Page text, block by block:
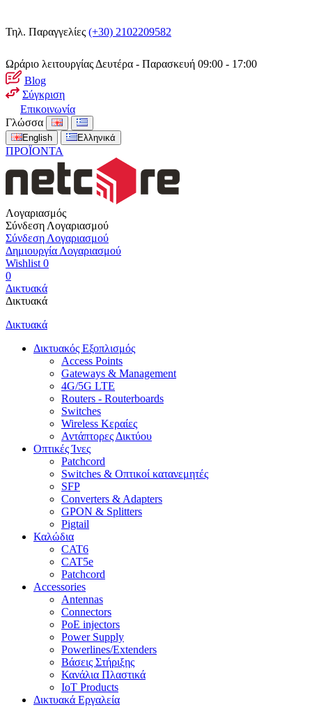
Τηλ. Παραγγελίες (+30) 2102209582
Ωράριο λειτουργίας Δευτέρα - Παρασκευή 09:00 - 17:00
Blog
Σύγκριση
Επικοινωνία
Γλώσσα
English Ελληνικά
ΠΡΟΪΟΝΤΑ
Λογαριασμός
Σύνδεση Λογαριασμού
Σύνδεση Λογαριασμού
Δημιουργία Λογαριασμού
Wishlist 0
0
Δικτυακά
Δικτυακά
Δικτυακά
Δικτυακός Εξοπλισμός
Access Points
Gateways & Management
4G/5G LTE
Routers - Routerboards
Switches
Wireless Κεραίες
Αντάπτορες Δικτύου
Οπτικές Ίνες
Patchcord
Switches & Οπτικοί κατανεμητές
SFP
Converters & Adapters
GPON & Splitters
Pigtail
Καλώδια
CAT6
CAT5e
Patchcord
Accessories
Antennas
Connectors
PoE injectors
Power Supply
Powerlines/Extenders
Βάσεις Στήριξης
Κανάλια Πλαστικά
IoT Products
Δικτυακά Εργαλεία